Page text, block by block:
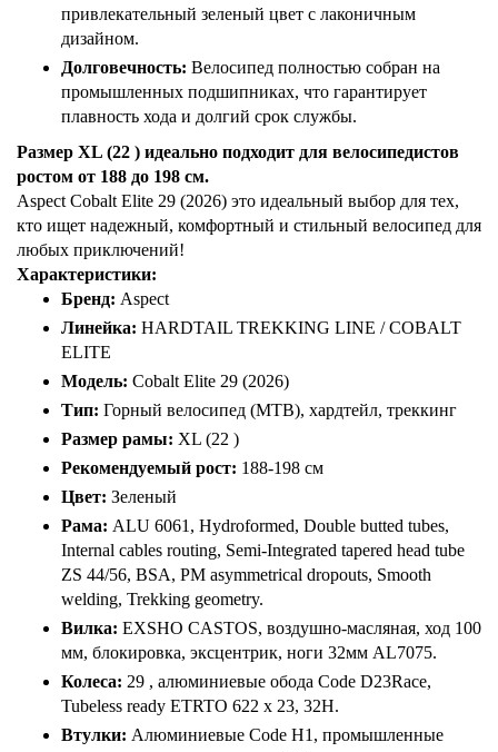
привлекательный зеленый цвет с лаконичным
дизайном.
Долговечность: Велосипед полностью собран на
промышленных подшипниках, что гарантирует
плавность хода и долгий срок службы.
Размер XL (22 ) идеально подходит для велосипедистов
ростом от 188 до 198 см.
Aspect Cobalt Elite 29 (2026) это идеальный выбор для тех,
кто ищет надежный, комфортный и стильный велосипед для
любых приключений!
Характеристики:
Бренд: Aspect
Линейка: HARDTAIL TREKKING LINE / COBALT
ELITE
Модель: Cobalt Elite 29 (2026)
Тип: Горный велосипед (MTB), хардтейл, треккинг
Размер рамы: XL (22 )
Рекомендуемый рост: 188-198 см
Цвет: Зеленый
Рама: ALU 6061, Hydroformed, Double butted tubes,
Internal cables routing, Semi-Integrated tapered head tube
ZS 44/56, BSA, PM asymmetrical dropouts, Smooth
welding, Trekking geometry.
Вилка: EXSHO CASTOS, воздушно-масляная, ход 100
мм, блокировка, эксцентрик, ноги 32мм AL7075.
Колеса: 29 , алюминиевые обода Code D23Race,
Tubeless ready ETRTO 622 x 23, 32H.
Втулки: Алюминиевые Code H1, промышленные